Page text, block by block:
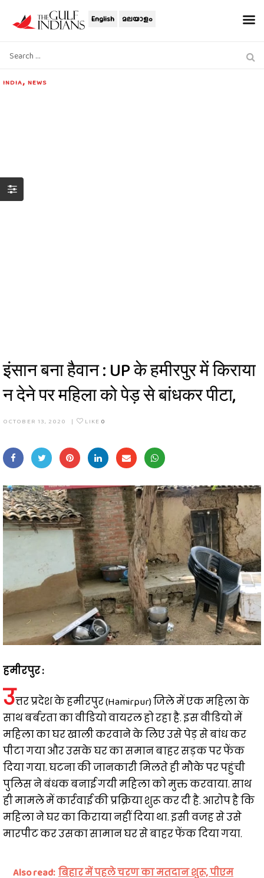
English മലയാളം
INDIA, NEWS
इंसान बना हैवान : UP के हमीरपुर में किराया
न देने पर महिला को पेड़ से बांधकर पीटा,
OCTOBER 13, 2020 | LIKE 0
हमीरपुर :
उत्तर प्रदेश के हमीरपुर (Hamirpur) जिले में एक महिला के
साथ बर्बरता का वीडियो वायरल हो रहा है. इस वीडियो में
महिला का घर खाली करवाने के लिए उसे पेड़ से बांध कर
पीटा गया और उसके घर का समान बाहर सड़क पर फेंक
दिया गया. घटना की जानकारी मिलते ही मौके पर पहुंची
पुलिस ने बंधक बनाई गयी महिला को मुक्त करवाया. साथ
ही मामले में कार्रवाई की प्रक्रिया शुरू कर दी है. आरोप है कि
महिला ने घर का किराया नहीं दिया था. इसी वजह से उसे
मारपीट कर उसका सामान घर से बाहर फेंक दिया गया.
Also read: बिहार में पहले चरण का मतदान शुरू, पीएम